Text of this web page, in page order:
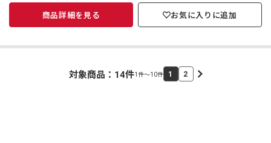
商品詳細を見る お気に入りに追加
対象商品： 14件1件～10件 1 2